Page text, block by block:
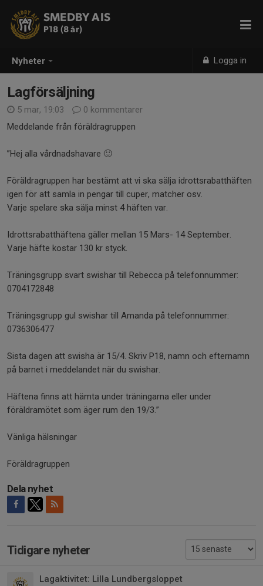
Nyheter Logga in
SMEDBY AIS
P18 (8 år)
Lagförsäljning
5 mar, 19:03
0 kommentarer
Meddelande från föräldragruppen
”Hej alla vårdnadshavare 🙂
Föräldragruppen har bestämt att vi ska sälja idrottsrabatthäften
igen för att samla in pengar till cuper, matcher osv.
Varje spelare ska sälja minst 4 häften var.
Idrottsrabatthäftena gäller mellan 15 Mars- 14 September.
Varje häfte kostar 130 kr styck.
Träningsgrupp svart swishar till Rebecca på telefonnummer:
0704172848
Träningsgrupp gul swishar till Amanda på telefonnummer:
0736306477
Sista dagen att swisha är 15/4. Skriv P18, namn och efternamn
på barnet i meddelandet när du swishar.
Häftena finns att hämta under träningarna eller under
föräldramötet som äger rum den 19/3.”
Vänliga hälsningar
Föräldragruppen
Dela nyhet
Tidigare nyheter
Lagaktivitet: Lilla Lundbergsloppet